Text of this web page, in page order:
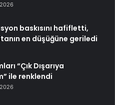
baskısını hafifletti,
en düşüğüne geriledi
“Çık Dışarıya
ile renklendi